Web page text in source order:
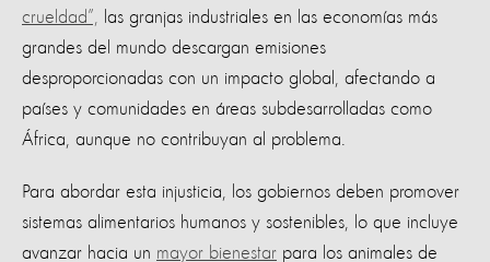
crueldad”,
las granjas industriales en las economías más
grandes del mundo descargan emisiones
desproporcionadas con un impacto global, afectando a
países y comunidades en áreas subdesarrolladas como
África, aunque no contribuyan al problema.
Para abordar esta injusticia, los gobiernos deben promover
sistemas alimentarios humanos y sostenibles, lo que incluye
avanzar hacia un mayor bienestar para los animales de